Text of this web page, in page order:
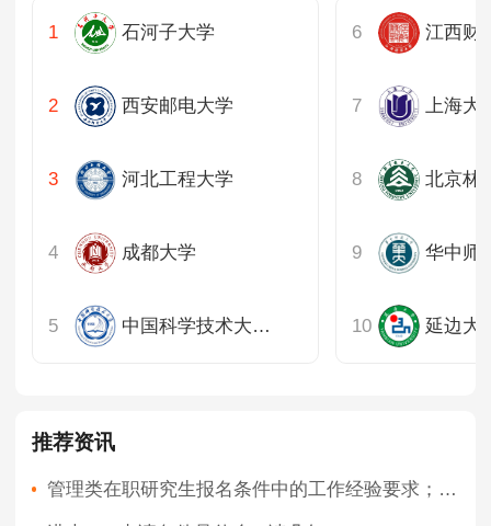
石河子大学
西安邮电大学
河北工程大学
成都大学
中国科学技术大学上海
江西财
北京林
华中师
延边大
推荐资讯
管理类在职研究生报名条件中的工作经验要求；适用专业范围与职业发展前景